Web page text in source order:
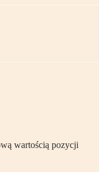
wartością pozycji